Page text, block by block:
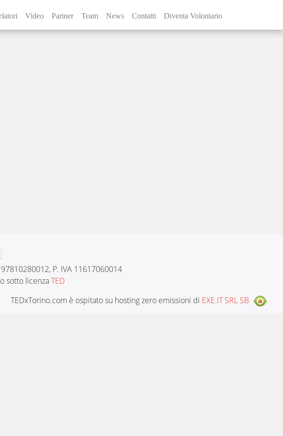
Video Partner Team News Contatti Diventa Volontario
P. IVA 11617060014
sotto licenzaTED
TEDxTorino.com è ospitato su hosting zero emissioni di EXE.IT SRL SB